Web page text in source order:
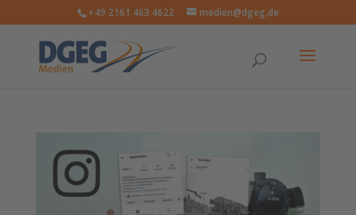
+49 2161 463 4622 medien@dgeg.de